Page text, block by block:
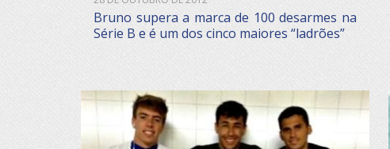
Bruno supera a marca de 100 desarmes na
Série B e é um dos cinco maiores “ladrões”